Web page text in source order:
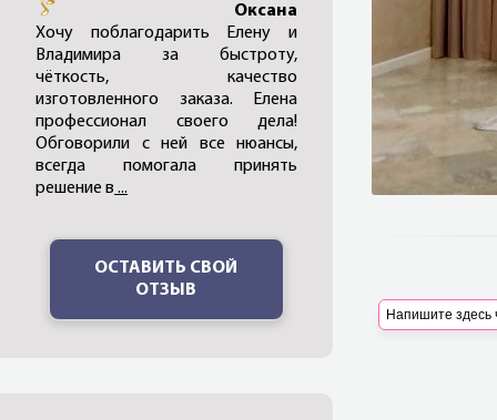
Оксана
Хочу поблагодарить Елену и
Владимира за быстроту,
чёткость, качество
изготовленного заказа. Елена
профессионал своего дела!
Обговорили с ней все нюансы,
всегда помогала принять
решение в ...
ОСТАВИТЬ СВОЙ
ОТЗЫВ